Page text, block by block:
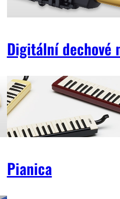
Digitální dechové
Pianica